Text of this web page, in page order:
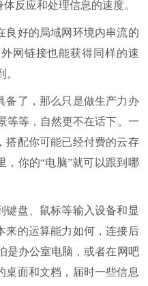
反应和处理信息的速度。
好的局域网环境内串流的
网链接也能获得同样的速
了，那么只是做生产力办
等等，自然更不在话下。一
搭配你可能已经付费的云存
，你的“电脑”就可以跟到哪
盘、鼠标等输入设备和显
来的运算能力如何，连接后
是办公室电脑，或者在网吧
桌面和文档，届时一些信息